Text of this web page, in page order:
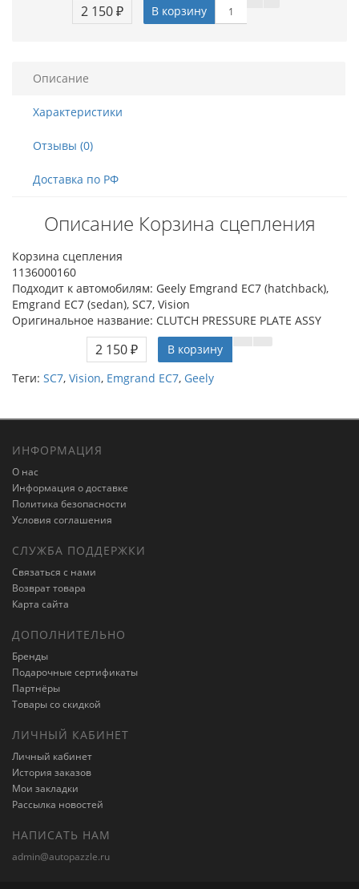
2 150 ₽ В корзину
Описание
Характеристики
Отзывы (0)
Доставка по РФ
Описание Корзина сцепления
Корзина сцепления
1136000160
Подходит к автомобилям: Geely Emgrand EC7 (hatchback),
Emgrand EC7 (sedan), SC7, Vision
Оригинальное название: CLUTCH PRESSURE PLATE ASSY
2 150 ₽
В корзину
Теги: SC7, Vision, Emgrand EC7, Geely
ИНФОРМАЦИЯ
О нас
Информация о доставке
Политика безопасности
Условия соглашения
СЛУЖБА ПОДДЕРЖКИ
Связаться с нами
Возврат товара
Карта сайта
ДОПОЛНИТЕЛЬНО
Бренды
Подарочные сертификаты
Партнёры
Товары со скидкой
ЛИЧНЫЙ КАБИНЕТ
Личный кабинет
История заказов
Мои закладки
Рассылка новостей
НАПИСАТЬ НАМ
admin@autopazzle.ru